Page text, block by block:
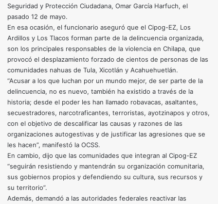
Seguridad y Protección Ciudadana, Omar García Harfuch, el
pasado 12 de mayo.
En esa ocasión, el funcionario aseguró que el Cipog-EZ, Los
Ardillos y Los Tlacos forman parte de la delincuencia organizada,
son los principales responsables de la violencia en Chilapa, que
provocó el desplazamiento forzado de cientos de personas de las
comunidades nahuas de Tula, Xicotlán y Acahuehuetlán.
“Acusar a los que luchan por un mundo mejor, de ser parte de la
delincuencia, no es nuevo, también ha existido a través de la
historia; desde el poder les han llamado robavacas, asaltantes,
secuestradores, narcotraficantes, terroristas, ayotzinapos y otros,
con el objetivo de descalificar las causas y razones de las
organizaciones autogestivas y de justificar las agresiones que se
les hacen”, manifestó la OCSS.
En cambio, dijo que las comunidades que integran al Cipog-EZ
“seguirán resistiendo y mantendrán su organización comunitaria,
sus gobiernos propios y defendiendo su cultura, sus recursos y
su territorio”.
Además, demandó a las autoridades federales reactivar las